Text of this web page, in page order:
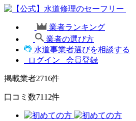
業者ランキング
業者の選び方
水道事業者選びを相談する
ログイン
会員登録
掲載業者2716件
口コミ数7112件